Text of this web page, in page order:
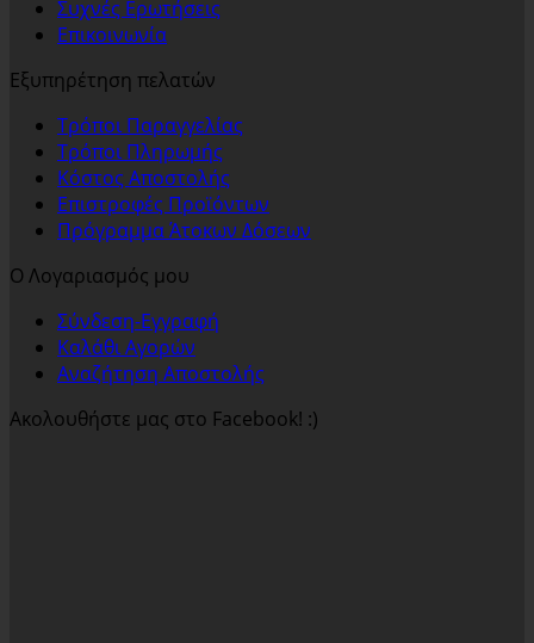
Συχνές Ερωτήσεις
Επικοινωνία
Εξυπηρέτηση πελατών
Τρόποι Παραγγελίας
Τρόποι Πληρωμής
Κόστος Αποστολής
Επιστροφές Προϊόντων
Πρόγραμμα Άτοκων Δόσεων
Ο Λογαριασμός μου
Σύνδεση-Εγγραφή
Καλάθι Αγορών
Αναζήτηση Αποστολής
Ακολουθήστε μας στο Facebook! :)